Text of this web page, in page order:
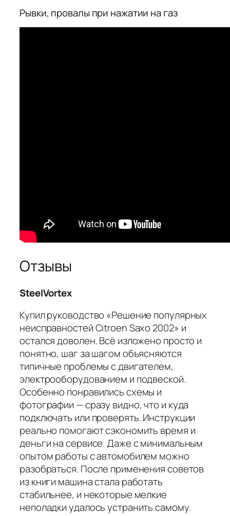
Рывки, провалы при нажатии на газ
Отзывы
SteelVortex
Купил руководство «Решение популярных
неисправностей Citroen Saxo 2002» и
остался доволен. Всё изложено просто и
понятно, шаг за шагом объясняются
типичные проблемы с двигателем,
электрооборудованием и подвеской.
Особенно понравились схемы и
фотографии — сразу видно, что и куда
подключать или проверять. Инструкции
реально помогают сэкономить время и
деньги на сервисе. Даже с минимальным
опытом работы с автомобилем можно
разобраться. После применения советов
из книги машина стала работать
стабильнее, и некоторые мелкие
неполадки удалось устранить самому.